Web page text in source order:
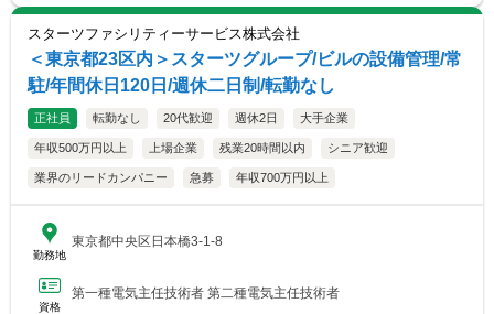
スターツファシリティーサービス株式会社
＜東京都23区内＞スターツグループ/ビルの設備管理/常
駐/年間休日120日/週休二日制/転勤なし
正社員 転勤なし 20代歓迎 週休2日 大手企業
年収500万円以上 上場企業 残業20時間以内 シニア歓迎
業界のリードカンパニー 急募 年収700万円以上
勤務地
東京都中央区日本橋3-1-8
資格
第一種電気主任技術者 第二種電気主任技術者